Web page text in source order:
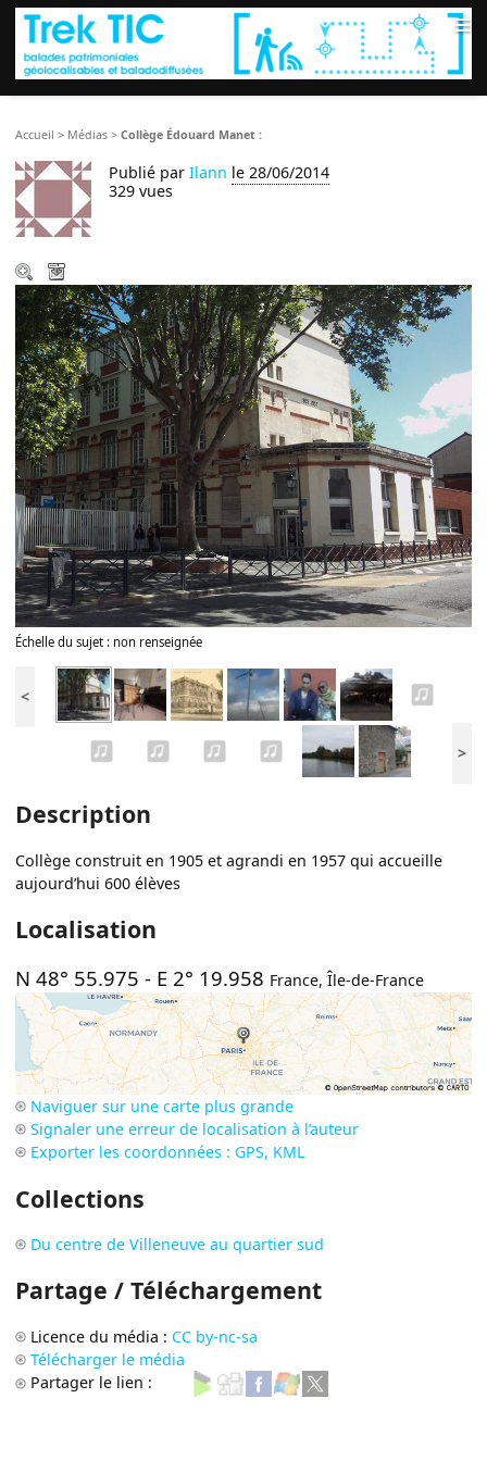
≡
Accueil > Médias >Collège Édouard Manet :
Publié parIlann le 28/06/2014
329 vues
Échelle du sujet : non renseignée
<
>
Description
Collège construit en 1905 et agrandi en 1957 qui accueille
aujourd’hui 600 élèves
Localisation
N 48° 55.975 - E 2° 19.958 France,Île-de-France
Naviguer sur une carte plus grande
Signaler une erreur de localisation à l’auteur
Exporter les coordonnées : GPS, KML
Collections
Du centre de Villeneuve au quartier sud
Partage / Téléchargement
Licence du média : CC by-nc-sa
Télécharger le média
Partager le lien :